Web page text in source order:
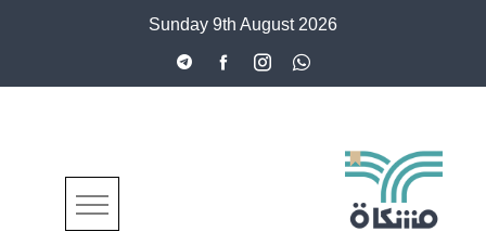
Sunday 9th August 2026